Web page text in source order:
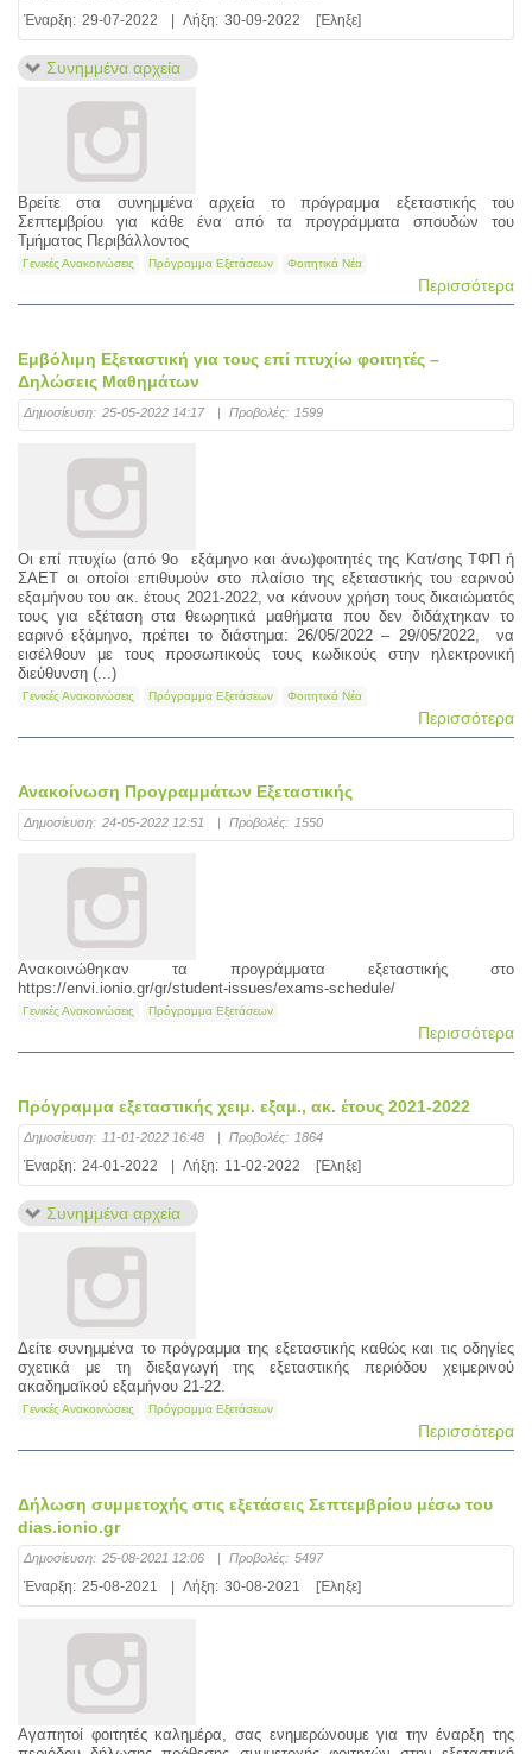
Έναρξη: 29-07-2022 Λήξη: 30-09-2022 [Έληξε]
Συνημμένα αρχεία
Βρείτε στα συνημμένα αρχεία το πρόγραμμα εξεταστικής του
Σεπτεμβρίου για κάθε ένα από τα προγράμματα σπουδών του
Τμήματος Περιβάλλοντος
Γενικές Ανακοινώσεις Πρόγραμμα Εξετάσεων Φοιτητικά Νέα
Περισσότερα
Εμβόλιμη Εξεταστική για τους επί πτυχίω φοιτητές –
Δηλώσεις Μαθημάτων
Δημοσίευση: 25-05-2022 14:17 | Προβολές: 1599
Οι επί πτυχίω (από 9ο εξάμηνο και άνω)φοιτητές της Κατ/σης ΤΦΠ ή
ΣΑΕΤ οι οποίοι επιθυμούν στο πλαίσιο της εξεταστικής του εαρινού
εξαμήνου του ακ. έτους 2021-2022, να κάνουν χρήση τους δικαιώματός
τους για εξέταση στα θεωρητικά μαθήματα που δεν διδάχτηκαν το
εαρινό εξάμηνο, πρέπει το διάστημα: 26/05/2022 – 29/05/2022, να
εισέλθουν με τους προσωπικούς τους κωδικούς στην ηλεκτρονική
διεύθυνση (...)
Γενικές Ανακοινώσεις Πρόγραμμα Εξετάσεων Φοιτητικά Νέα
Περισσότερα
Ανακοίνωση Προγραμμάτων Εξεταστικής
Δημοσίευση: 24-05-2022 12:51 | Προβολές: 1550
Ανακοινώθηκαν τα προγράμματα εξεταστικής στο
https://envi.ionio.gr/gr/student-issues/exams-schedule/
Γενικές Ανακοινώσεις Πρόγραμμα Εξετάσεων
Περισσότερα
Πρόγραμμα εξεταστικής χειμ. εξαμ., ακ. έτους 2021-2022
Δημοσίευση: 11-01-2022 16:48 | Προβολές: 1864
Έναρξη: 24-01-2022 Λήξη: 11-02-2022 [Έληξε]
Συνημμένα αρχεία
Δείτε συνημμένα το πρόγραμμα της εξεταστικής καθώς και τις οδηγίες
σχετικά με τη διεξαγωγή της εξεταστικής περιόδου χειμερινού
ακαδημαϊκού εξαμήνου 21-22.
Γενικές Ανακοινώσεις Πρόγραμμα Εξετάσεων
Περισσότερα
Δήλωση συμμετοχής στις εξετάσεις Σεπτεμβρίου μέσω του
dias.ionio.gr
Δημοσίευση: 25-08-2021 12:06 | Προβολές: 5497
Έναρξη: 25-08-2021 Λήξη: 30-08-2021 [Έληξε]
Αγαπητοί φοιτητές καλημέρα, σας ενημερώνουμε για την έναρξη της